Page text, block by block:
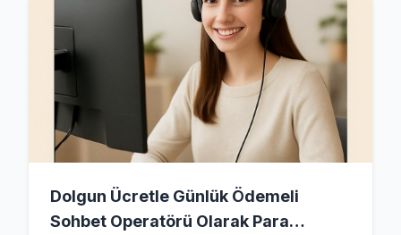
Dolgun Ücretle Günlük Ödemeli
Sohbet Operatörü Olarak Para